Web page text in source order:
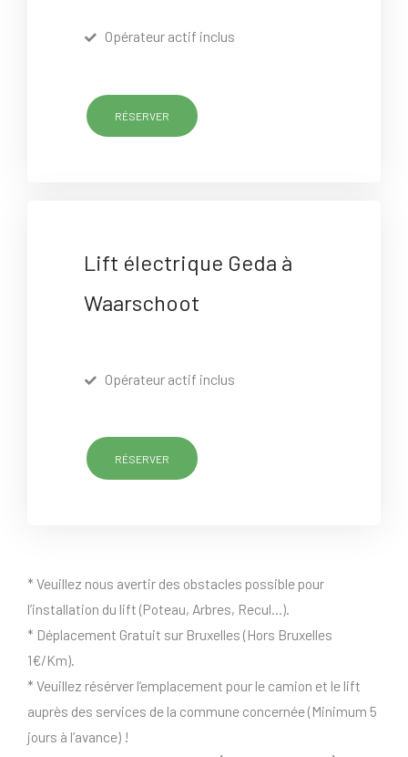
Opérateur actif inclus
RÉSERVER
Lift électrique Geda à
Waarschoot
Opérateur actif inclus
RÉSERVER
* Veuillez nous avertir des obstacles possible pour
l’installation du lift (Poteau, Arbres, Recul…).
* Déplacement Gratuit sur Bruxelles (Hors Bruxelles
1€/Km).
* Veuillez résérver l’emplacement pour le camion et le lift
auprès des services de la commune concernée (Minimum 5
jours à l’avance) !